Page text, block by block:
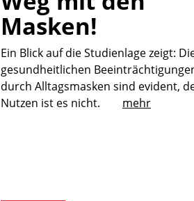
Masken!
Ein Blick auf die Studienlage zeigt:
gesundheitlichen
durch Alltagsmasken sind evident,
Nutzen ist es nicht.
mehr